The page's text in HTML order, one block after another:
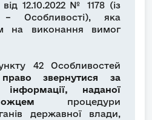
від 12.10.2022 № 1178 (із
Особливості), яка
на виконання вимог
42 Особливостей
звернутися за
інформації, наданої
процедури
державної влади,